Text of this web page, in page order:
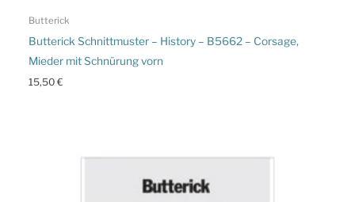
Butterick
Butterick Schnittmuster – History – B5662 – Corsage,
Mieder mit Schnürung vorn
15,50€